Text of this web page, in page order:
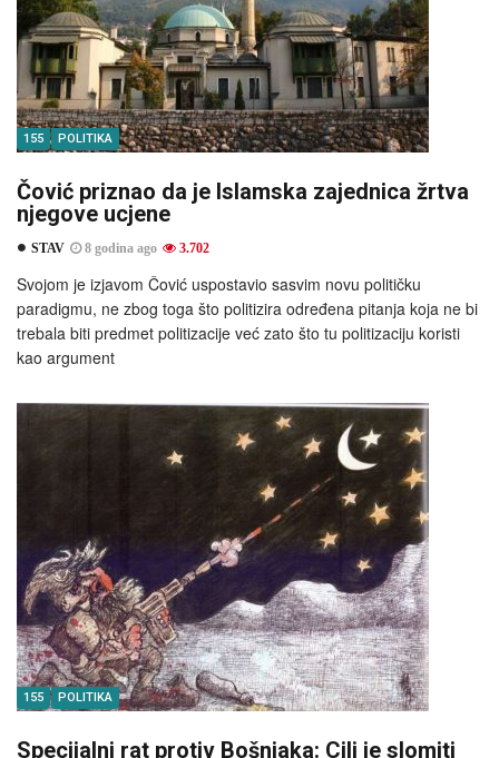
155 POLITIKA
Čović priznao da je Islamska zajednica žrtva
njegove ucjene
STAV 8 godina ago 3.702
Svojom je izjavom Čović uspostavio sasvim novu političku
paradigmu, ne zbog toga što politizira određena pitanja koja ne bi
trebala biti predmet politizacije već zato što tu politizaciju koristi
kao argument
155 POLITIKA
Specijalni rat protiv Bošnjaka: Cilj je slomiti